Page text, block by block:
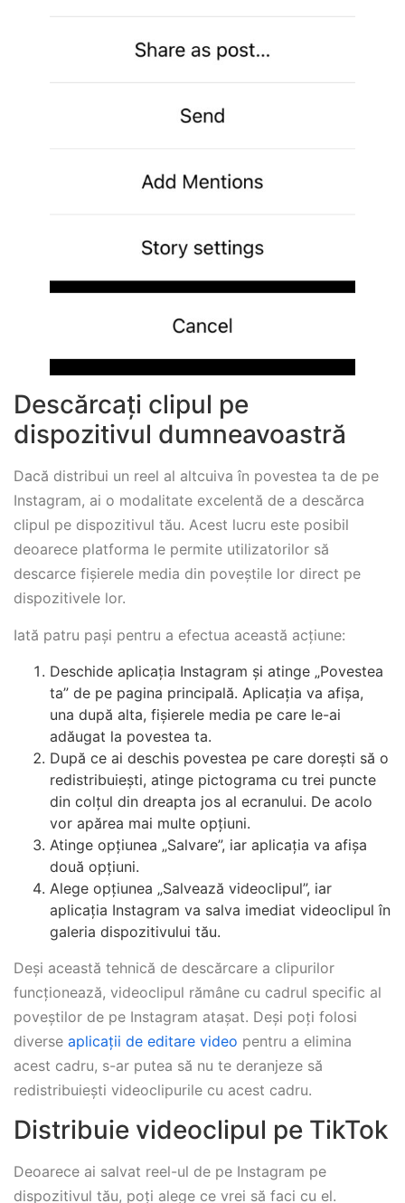
Descărcați clipul pe
dispozitivul dumneavoastră
Dacă distribui un reel al altcuiva în povestea ta de pe
Instagram, ai o modalitate excelentă de a descărca
clipul pe dispozitivul tău. Acest lucru este posibil
deoarece platforma le permite utilizatorilor să
descarce fișierele media din poveștile lor direct pe
dispozitivele lor.
Iată patru pași pentru a efectua această acțiune:
Deschide aplicația Instagram și atinge „Povestea
ta” de pe pagina principală. Aplicația va afișa,
una după alta, fișierele media pe care le-ai
adăugat la povestea ta.
După ce ai deschis povestea pe care dorești să o
redistribuiești, atinge pictograma cu trei puncte
din colțul din dreapta jos al ecranului. De acolo
vor apărea mai multe opțiuni.
Atinge opțiunea „Salvare”, iar aplicația va afișa
două opțiuni.
Alege opțiunea „Salvează videoclipul”, iar
aplicația Instagram va salva imediat videoclipul în
galeria dispozitivului tău.
Deși această tehnică de descărcare a clipurilor
funcționează, videoclipul rămâne cu cadrul specific al
poveștilor de pe Instagram atașat. Deși poți folosi
diverse aplicații de editare video pentru a elimina
acest cadru, s-ar putea să nu te deranjeze să
redistribuiești videoclipurile cu acest cadru.
Distribuie videoclipul pe TikTok
Deoarece ai salvat reel-ul de pe Instagram pe
dispozitivul tău, poți alege ce vrei să faci cu el.